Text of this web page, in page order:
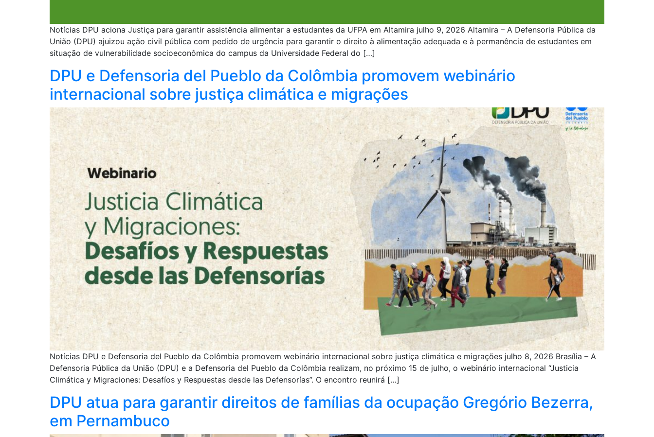
Notícias DPU aciona Justiça para garantir assistência alimentar a estudantes da UFPA em Altamira julho 9, 2026 Altamira – A Defensoria Pública da
União (DPU) ajuizou ação civil pública com pedido de urgência para garantir o direito à alimentação adequada e à permanência de estudantes em
situação de vulnerabilidade socioeconômica do campus da Universidade Federal do […]
DPU e Defensoria del Pueblo da Colômbia promovem webinário
internacional sobre justiça climática e migrações
Notícias DPU e Defensoria del Pueblo da Colômbia promovem webinário internacional sobre justiça climática e migrações julho 8, 2026 Brasília – A
Defensoria Pública da União (DPU) e a Defensoria del Pueblo da Colômbia realizam, no próximo 15 de julho, o webinário internacional “Justicia
Climática y Migraciones: Desafíos y Respuestas desde las Defensorías”. O encontro reunirá […]
DPU atua para garantir direitos de famílias da ocupação Gregório Bezerra,
em Pernambuco